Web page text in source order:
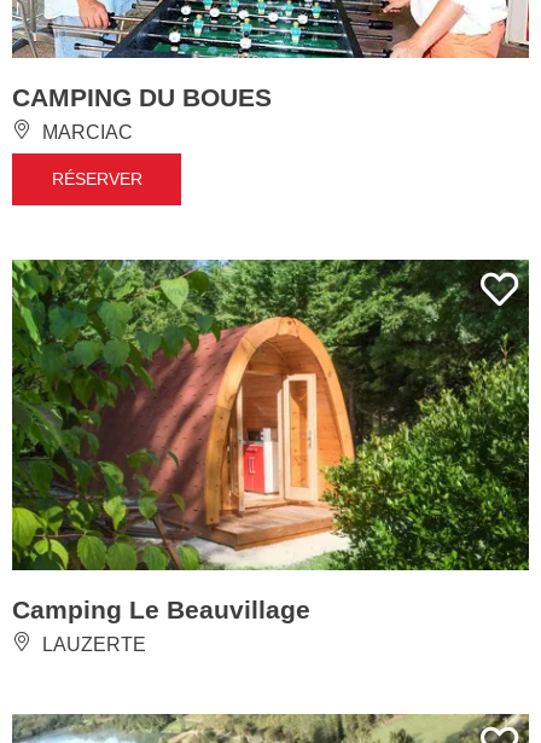
CAMPING DU BOUES
MARCIAC
RÉSERVER
Camping Le Beauvillage
LAUZERTE